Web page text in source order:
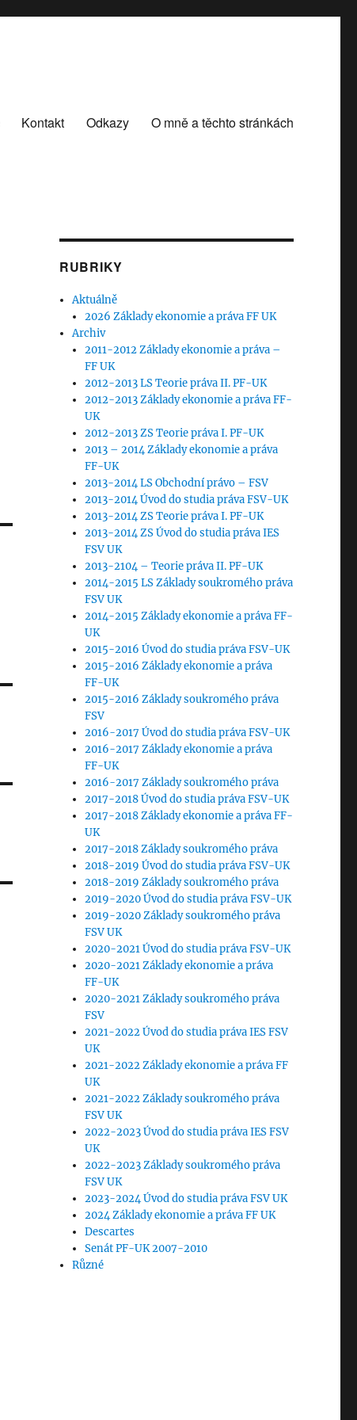
Kontakt Odkazy O mně a těchto stránkách
RUBRIKY
Aktuálně
2026 Základy ekonomie a práva FF UK
Archiv
2011-2012 Základy ekonomie a práva –
FF UK
2012-2013 LS Teorie práva II. PF-UK
2012-2013 Základy ekonomie a práva FF-
UK
2012-2013 ZS Teorie práva I. PF-UK
2013 – 2014 Základy ekonomie a práva
FF-UK
2013-2014 LS Obchodní právo – FSV
2013-2014 Úvod do studia práva FSV-UK
2013-2014 ZS Teorie práva I. PF-UK
2013-2014 ZS Úvod do studia práva IES
FSV UK
2013-2104 – Teorie práva II. PF-UK
2014-2015 LS Základy soukromého práva
FSV UK
2014-2015 Základy ekonomie a práva FF-
UK
2015-2016 Úvod do studia práva FSV-UK
2015-2016 Základy ekonomie a práva
FF-UK
2015-2016 Základy soukromého práva
FSV
2016-2017 Úvod do studia práva FSV-UK
2016-2017 Základy ekonomie a práva
FF-UK
2016-2017 Základy soukromého práva
2017-2018 Úvod do studia práva FSV-UK
2017-2018 Základy ekonomie a práva FF-
UK
2017-2018 Základy soukromého práva
2018-2019 Úvod do studia práva FSV-UK
2018-2019 Základy soukromého práva
2019-2020 Úvod do studia práva FSV-UK
2019-2020 Základy soukromého práva
FSV UK
2020-2021 Úvod do studia práva FSV-UK
2020-2021 Základy ekonomie a práva
FF-UK
2020-2021 Základy soukromého práva
FSV
2021-2022 Úvod do studia práva IES FSV
UK
2021-2022 Základy ekonomie a práva FF
UK
2021-2022 Základy soukromého práva
FSV UK
2022-2023 Úvod do studia práva IES FSV
UK
2022-2023 Základy soukromého práva
FSV UK
2023-2024 Úvod do studia práva FSV UK
2024 Základy ekonomie a práva FF UK
Descartes
Senát PF-UK 2007-2010
Různé